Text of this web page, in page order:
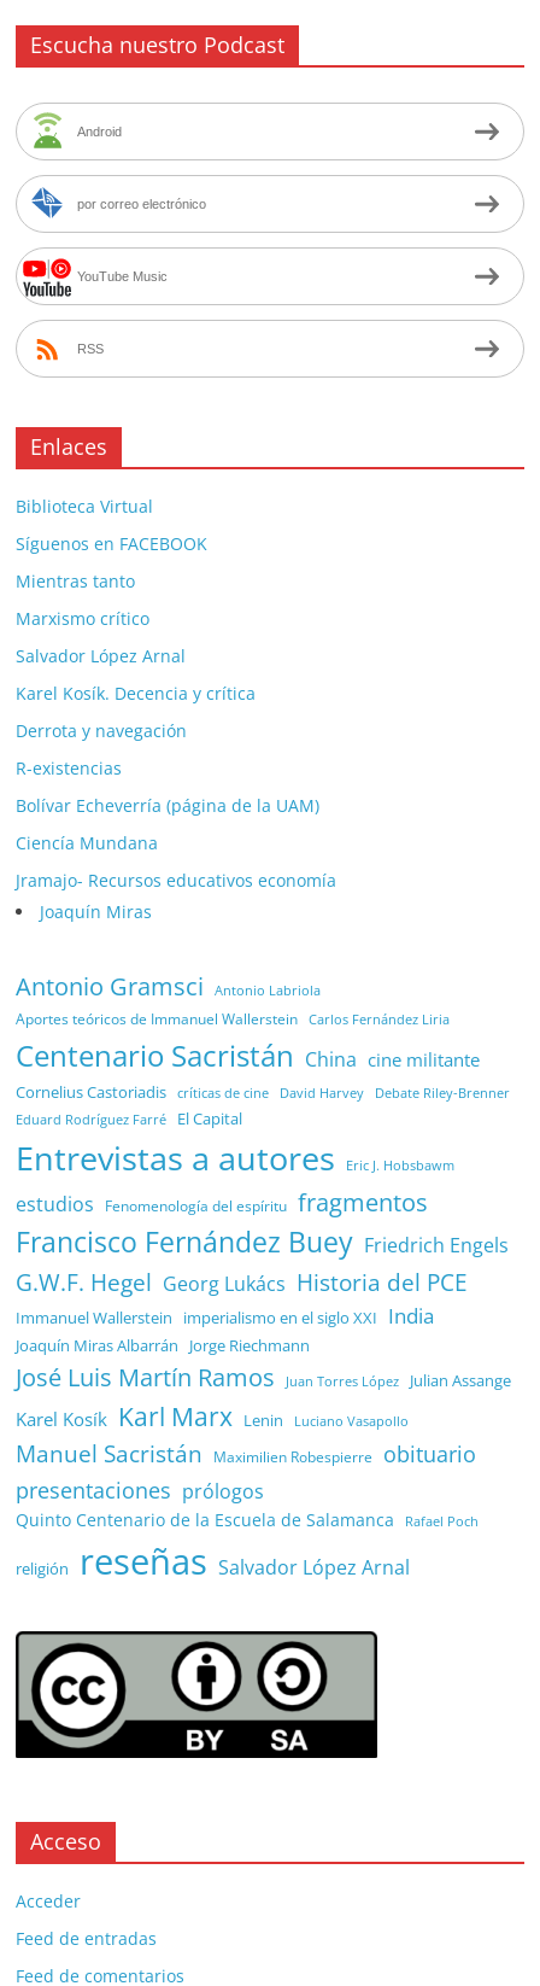
Escucha nuestro Podcast
Android
por correo electrónico
YouTube Music
RSS
Enlaces
Biblioteca Virtual
Síguenos en FACEBOOK
Mientras tanto
Marxismo crítico
Salvador López Arnal
Karel Kosík. Decencia y crítica
Derrota y navegación
R-existencias
Bolívar Echeverría (página de la UAM)
Ciencía Mundana
Jramajo- Recursos educativos economía
Joaquín Miras
Antonio Gramsci Antonio Labriola
Aportes teóricos de Immanuel Wallerstein Carlos Fernández Liria
Centenario Sacristán China cine militante
Cornelius Castoriadis críticas de cine David Harvey Debate Riley-Brenner
Eduard Rodríguez Farré El Capital
Entrevistas a autores Eric J. Hobsbawm
estudios Fenomenología del espíritu fragmentos
Francisco Fernández Buey Friedrich Engels
G.W.F. Hegel Georg Lukács Historia del PCE
Immanuel Wallerstein imperialismo en el siglo XXI India
Joaquín Miras Albarrán Jorge Riechmann
José Luis Martín Ramos Juan Torres López Julian Assange
Karel Kosík Karl Marx Lenin Luciano Vasapollo
Manuel Sacristán Maximilien Robespierre
obituario
presentaciones prólogos
Quinto Centenario de la Escuela de Salamanca Rafael Poch
religión reseñas Salvador López Arnal
Acceso
Acceder
Feed de entradas
Feed de comentarios